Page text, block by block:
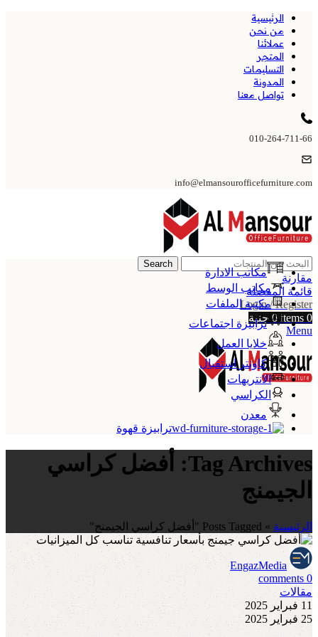
الرئيسية
من نحن
عملائنا
المتجر
التسليمات
المدونة
تواصل معنا
010-264-711-66
info@elmansourofficefurniture.com
Search
مقارنة
قائمة المفضلة
Login / Register
0
items
0 جنية
Menu
مكاتب الادارة
مكاتب الوسط
مكتبة الملفات
ترابيزة اجتماعات
خلايا العمل
كاونتر استقبال
الانتريهات
الكراسي
معدن
ترابيزة قهوة
Tag Archives: أفضل كراسي
الجيمنج
الرئيسية » Posts Tagged "أفضل كراسي الجيمنج"
EngazMedia
0
comments
مقالات
11 فبراير 2025
25 فبراير 2025